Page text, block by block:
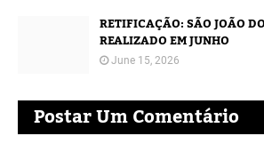
RETIFICAÇÃO: SÃO JOÃO
REALIZADO EM JUNHO
June 15, 2026
Postar Um Comentário